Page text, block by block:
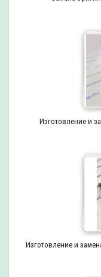
Изготовление и
Изготовление и